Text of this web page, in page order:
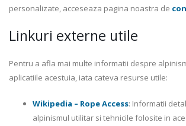
personalizate, acceseaza pagina noastra de
Linkuri externe utile
Pentru a afla mai multe informatii despre
aplicatiile acestuia, iata cateva resurse utile:
Wikipedia – Rope Access: Informatii
alpinismul utilitar si tehnicile folosite in